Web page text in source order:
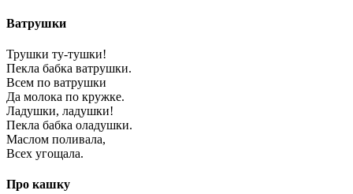
Ватрушки
Трушки ту-тушки!
Пекла бабка ватрушки.
Всем по ватрушки
Да молока по кружке.
Ладушки, ладушки!
Пекла бабка оладушки.
Маслом поливала,
Всех угощала.
Про кашку